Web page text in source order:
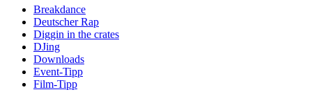
Breakdance
Deutscher Rap
Diggin in the crates
DJing
Downloads
Event-Tipp
Film-Tipp